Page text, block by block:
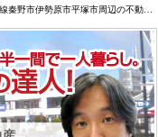
令和9年度東海大学湘南キャンパス新入生おすすめプレジデント 東海大学前駅 / 1階 1K 43,000円 24m2 築26年 賃貸空室情報｜「東海大学前」駅賃貸アパート｜小田急線秦野市伊勢原市平塚市周辺の不動産のご紹介